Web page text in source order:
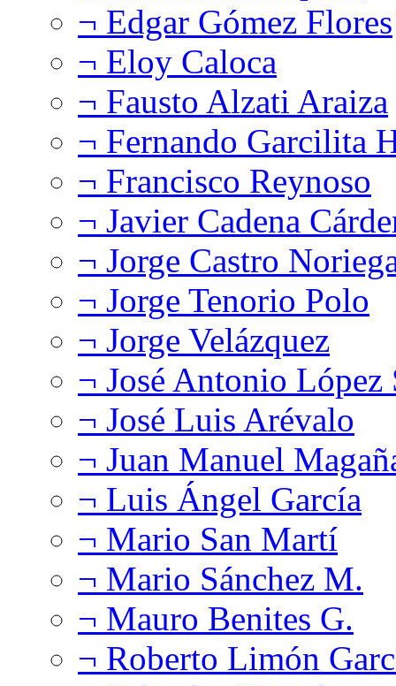
¬ Edgar Gómez Flores
¬ Eloy Caloca
¬ Fausto Alzati Araiza
¬ Fernando Garcilita
¬ Francisco Reynoso
¬ Javier Cadena
¬ Jorge Castro
¬ Jorge Tenorio Polo
¬ Jorge Velázquez
¬ José Antonio López
¬ José Luis Arévalo
¬ Juan Manuel
¬ Luis Ángel García
¬ Mario San Martí
¬ Mario Sánchez M.
¬ Mauro Benites G.
¬ Roberto Limón